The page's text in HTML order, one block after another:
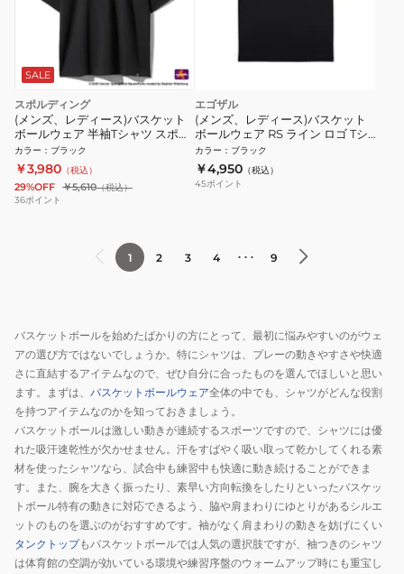
SALE
スポルディング
(メンズ、レディース)バスケット
ボールウェア 半袖Tシャツ スポン
ジボブ モノクローム
SMT26032SBK
カラー ： ブラック
￥3,980 （税込）
29%OFF ￥5,610（税込）
36ポイント
エゴザル
(メンズ、レディース)バスケット
ボールウェア RS ライン ロゴ Tシ
ャツ ERAL99UST011RSC001
カラー ： ブラック
￥4,950 （税込）
45ポイント
1 2 3 4 ･･･ 9
バスケットボールを始めたばかりの方にとって、最初に悩みやすいのがウェ
アの選び方ではないでしょうか。特にシャツは、プレーの動きやすさや快適
さに直結するアイテムなので、ぜひ自分に合ったものを選んでほしいと思い
ます。まずは、 バスケットボールウェア全体の中でも、シャツがどんな役割
を持つアイテムなのかを知っておきましょう。
バスケットボールは激しい動きが連続するスポーツですので、シャツには優
れた吸汗速乾性が欠かせません。汗をすばやく吸い取って乾かしてくれる素
材を使ったシャツなら、試合中も練習中も快適に動き続けることができま
す。また、腕を大きく振ったり、素早い方向転換をしたりといったバスケッ
トボール特有の動きに対応できるよう、脇や肩まわりにゆとりがあるシルエ
ットのものを選ぶのがおすすめです。袖がなく肩まわりの動きを妨げにくい
タンクトップもバスケットボールでは人気の選択肢ですが、袖つきのシャツ
は体育館の空調が効いている環境や練習序盤のウォームアップ時にも重宝し